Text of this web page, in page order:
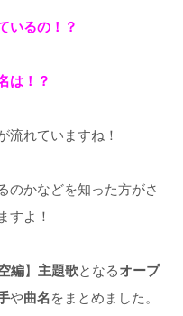
いるの！？
は！？
流れていますね！
のかなどを知った方がさ
すよ！
編】 主題歌となるオープ
や曲名をまとめました。